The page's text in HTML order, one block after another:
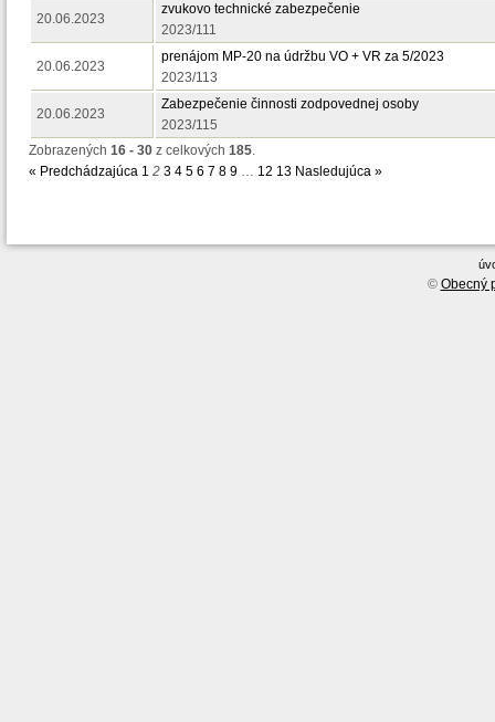
20.06.2023
zvukovo technické zabezpečenie
2023/111
20.06.2023
prenájom MP-20 na údržbu VO + VR za 5/2023
2023/113
20.06.2023
Zabezpečenie činnosti zodpovednej osoby
2023/115
Zobrazených 16 - 30 z celkových 185.
« Predchádzajúca 1 2 3 4 5 6 7 8 9 … 12 13 Nasledujúca »
© Obecný